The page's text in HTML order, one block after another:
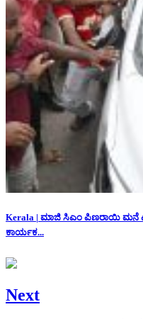
Kerala | ಮಾಜಿ ಸಿಎಂ ಪಿಣರಾಯಿ ಮನೆ
ಕಾರ್ಯಕ...
Next